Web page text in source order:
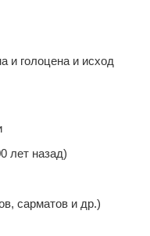
и голоцена и исход
лет назад)
сарматов и др.)